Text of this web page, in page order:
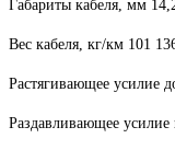
Габариты кабеля, мм
Вес кабеля, кг/км 101
Растягивающее усилие
Раздавливающее